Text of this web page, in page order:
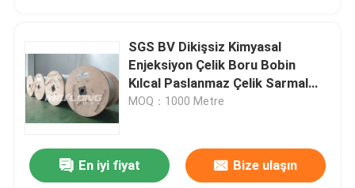
Ürün:% s
videolar
SGS BV Dikişsiz Kimyasal
Enjeksiyon Çelik Boru Bobin
Kılcal Paslanmaz Çelik Sarmal
Boru
MOQ：1000 Metre
En iyi fiyat Bize ulaşın
10000Psi Stainless Steel Capillary Line Tube For Hydraulic Control And Chemical Injection